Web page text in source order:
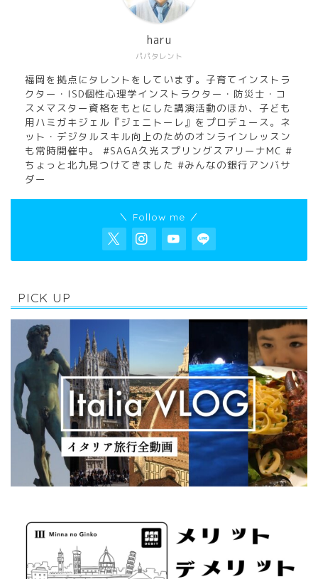
パパタレント
haru
福岡を拠点にタレントをしています。子育てインストラ
クター・ISD個性心理学インストラクター・防災士・コ
スメマスター資格をもとにした講演活動のほか、子ども
用ハミガキジェル『ジェニトーレ』をプロデュース。ネ
ット・デジタルスキル向上のためのオンラインレッスン
も常時開催中。 #SAGA久光スプリングスアリーナMC #
ちょっと北九見つけてきました #みんなの銀行アンバサ
ダー
＼ Follow me ／
PICK UP